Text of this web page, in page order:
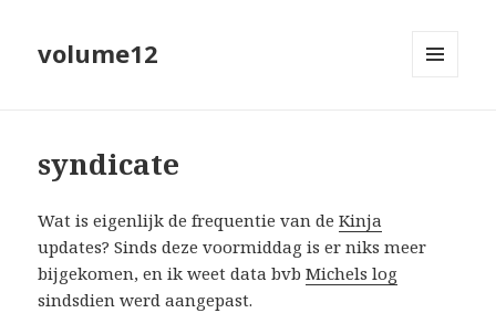
volume12
syndicate
Wat is eigenlijk de frequentie van deKinja
updates? Sinds deze voormiddag is er niks meer
bijgekomen, en ik weet data bvbMichels log
sindsdien werd aangepast.